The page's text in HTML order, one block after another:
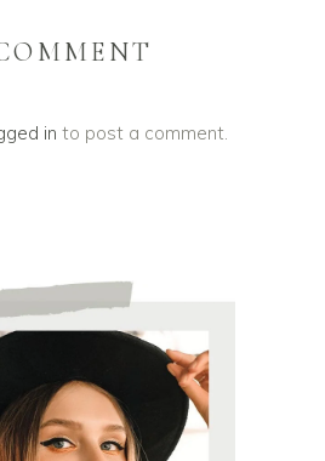
in to post a comment.